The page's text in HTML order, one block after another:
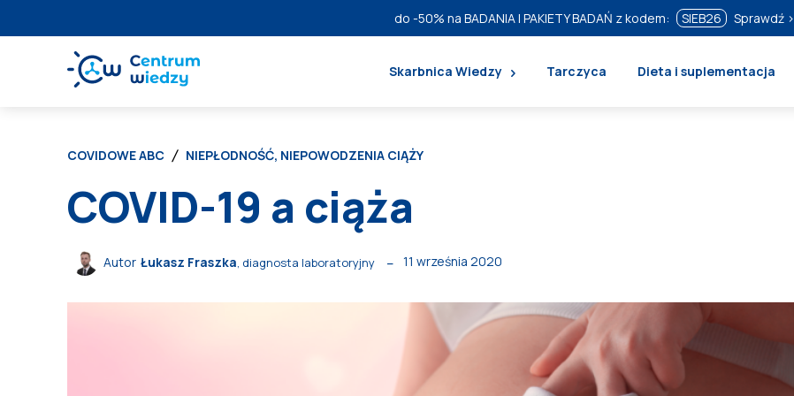
do -50% na BADANIA I PAKIETY BADAŃ z kodem: SIEB26 Sprawdź ›
Skarbnica Wiedzy Tarczyca Dieta i suplementacja
COVIDOWE ABC NIEPŁODNOŚĆ, NIEPOWODZENIA CIĄŻY
COVID-19 a ciąża
Autor Łukasz Fraszka, diagnosta laboratoryjny 11 września 2020